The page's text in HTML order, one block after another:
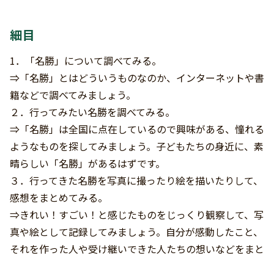
細目
1．「名勝」について調べてみる。
⇒「名勝」とはどういうものなのか、インターネットや書
籍などで調べてみましょう。
２．行ってみたい名勝を調べてみる。
⇒「名勝」は全国に点在しているので興味がある、憧れる
ようなものを探してみましょう。子どもたちの身近に、素
晴らしい「名勝」があるはずです。
３．行ってきた名勝を写真に撮ったり絵を描いたりして、
感想をまとめてみる。
⇒きれい！すごい！と感じたものをじっくり観察して、写
真や絵として記録してみましょう。自分が感動したこと、
それを作った人や受け継いできた人たちの想いなどをまと